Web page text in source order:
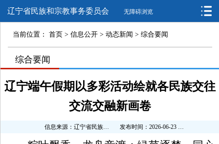
辽宁省民族和宗教事务委员会 无障碍浏览
当前位置： 首页 > 信息公开 > 动态新闻 > 综合要闻
>>>
综合要闻
辽宁端午假期以多彩活动绘就各民族交往
交流交融新画卷
信息来源：辽宁省民族和宗教事务委员会 发布时间：2026-06-23 15:05:05